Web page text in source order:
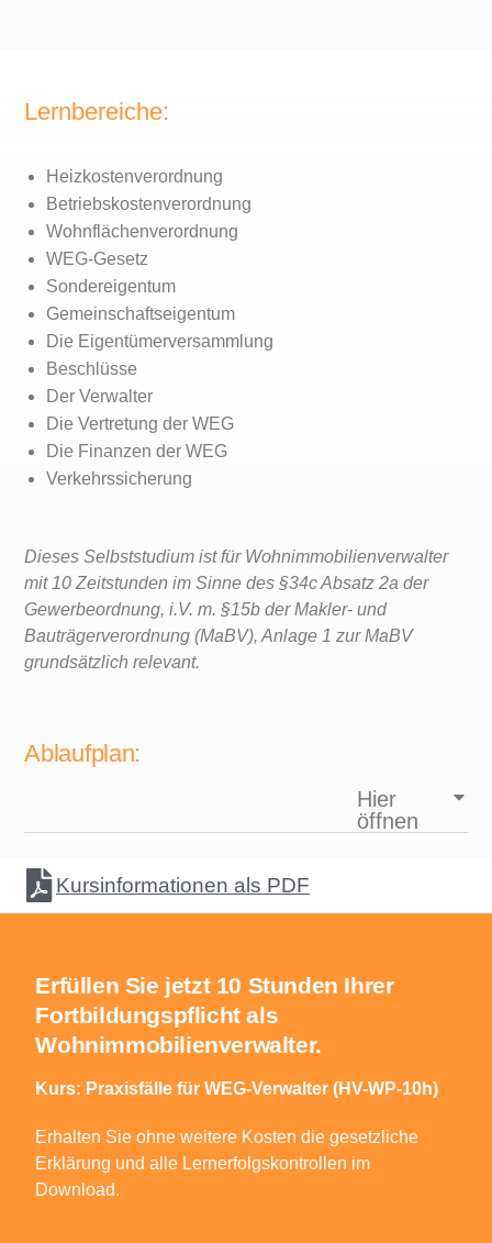
Lernbereiche:
Heizkostenverordnung
Betriebskostenverordnung
Wohnflächenverordnung
WEG-Gesetz
Sondereigentum
Gemeinschaftseigentum
Die Eigentümerversammlung
Beschlüsse
Der Verwalter
Die Vertretung der WEG
Die Finanzen der WEG
Verkehrssicherung
Dieses Selbststudium ist für Wohnimmobilienverwalter
mit 10 Zeitstunden im Sinne des §34c Absatz 2a der
Gewerbeordnung, i.V. m. §15b der Makler- und
Bauträgerverordnung (MaBV), Anlage 1 zur MaBV
grundsätzlich relevant.
Ablaufplan:
Hier
öffnen
Kursinformationen als PDF
Erfüllen Sie jetzt 10 Stunden Ihrer
Fortbildungspflicht als
Wohnimmobilienverwalter.
Kurs: Praxisfälle für WEG-Verwalter (HV-WP-10h)
Erhalten Sie ohne weitere Kosten die gesetzliche
Erklärung und alle Lernerfolgskontrollen im
Download.